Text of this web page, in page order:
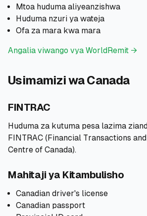
Mtoa huduma aliyeanzishwa
Huduma nzuri ya wateja
Ofa za mara kwa mara
Angalia viwango vya WorldRemit →
Usimamizi wa Canada
FINTRAC
Huduma za kutuma pesa lazima
FINTRAC (Financial Transactions
Centre of Canada).
Mahitaji ya Kitambulisho
Canadian driver's license
Canadian passport